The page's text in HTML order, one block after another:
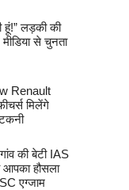
हूं!” लड़की की
से चुनता
Renault
मिलेंगे
की बेटी IAS
आपका हौसला
एग्जाम